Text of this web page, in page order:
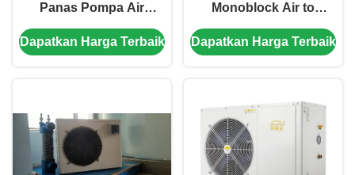
Panas Pompa Air
Sumber 3N / 380V /
50Hz Power Supply
Dapatkan Harga Terbaik
Monoblock Air to
Water Heat Pump 3N
380V 50HZ untuk
Dapatkan Harga Terbaik